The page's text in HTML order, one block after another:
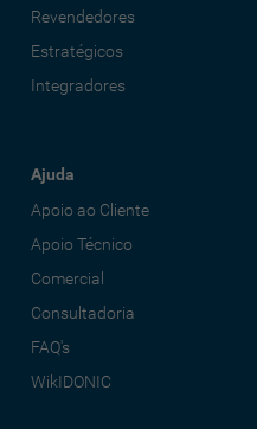
Revendedores
Estratégicos
Integradores
Ajuda
Apoio ao Cliente
Apoio Técnico
Comercial
Consultadoria
FAQ's
WikIDONIC